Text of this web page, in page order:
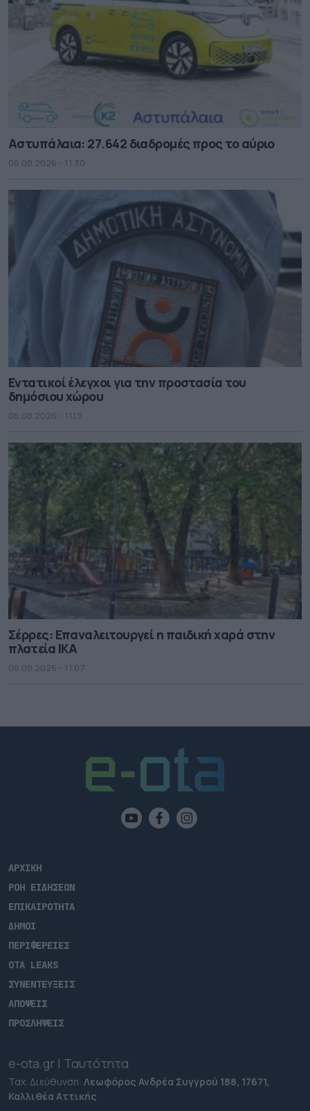
Αστυπάλαια: 27.642 διαδρομές προς το αύριο
06.08.2026 - 11.30
Εντατικοί έλεγχοι για την προστασία του
δημόσιου χώρου
06.08.2026 - 11.19
Σέρρες: Επαναλειτουργεί η παιδική χαρά στην
πλατεία ΙΚΑ
06.08.2026 - 11.07
ΑΡΧΙΚΗ
ΡΟΗ ΕΙΔΗΣΕΩΝ
ΕΠΙΚΑΙΡΟΤΗΤΑ
ΔΗΜΟΙ
ΠΕΡΙΦΕΡΕΙΕΣ
OTA LEAKS
ΣΥΝΕΝΤΕΥΞΕΙΣ
ΑΠΟΨΕΙΣ
ΠΡΟΣΛΗΨΕΙΣ
e-ota.gr | Ταυτότητα
Ταχ. Διεύθυνση: Λεωφόρος Ανδρέα Συγγρού 188, 17671,
Καλλιθέα Αττικής